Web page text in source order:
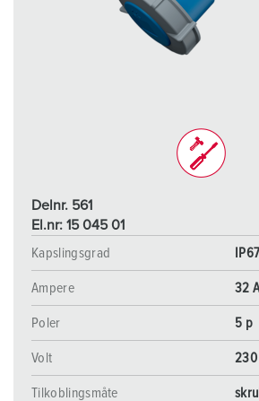
Delnr. 561
El.nr: 15 045 01
Kapslingsgrad
IP67
Ampere 32
Poler 5 p
Volt 230
Tilkoblingsmåte